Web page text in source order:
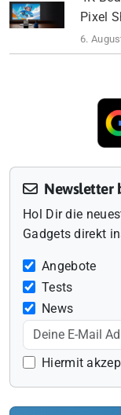
Pixel
6.
Newsletter
Hol Dir die
Gadgets direkt
Angebote
Tests
News
Hiermit